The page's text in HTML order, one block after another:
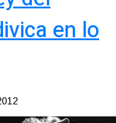
en lo